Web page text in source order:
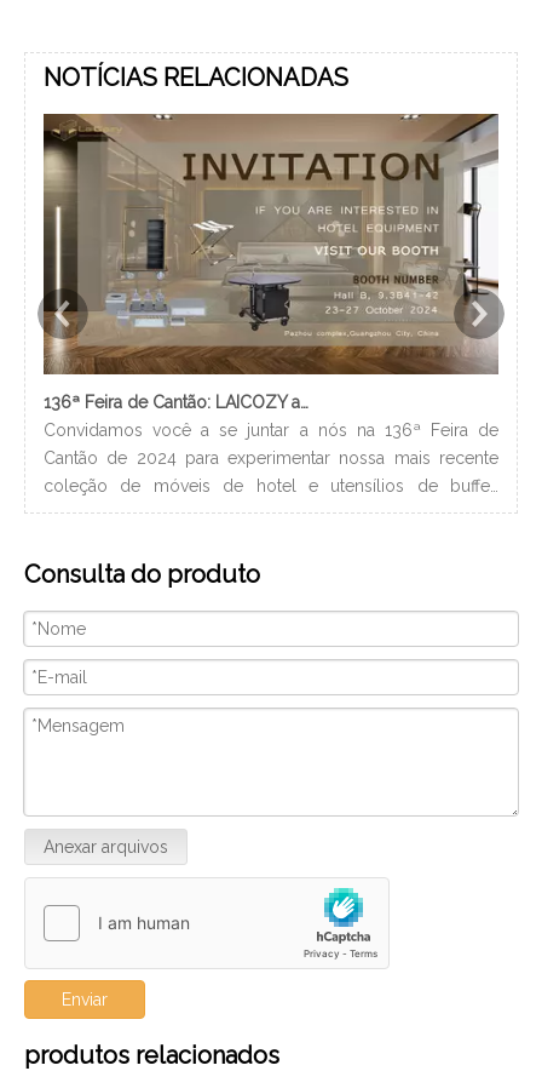
NOTÍCIAS RELACIONADAS
136ª Feira de Cantão: LAICOZY apresenta o futuro dos móveis para hotéis e utensílios de buffet
Convidamos você a se juntar a nós na 136ª Feira de
Cantão de 2024 para experimentar nossa mais recente
coleção de móveis de hotel e utensílios de buffet.
Estamos ansiosos para nos conectar com profissionais da
nossa paixão por artesanato de qualidade e design
Consulta do produto
Anexar arquivos
Enviar
produtos relacionados